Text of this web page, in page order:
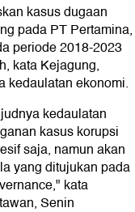
kasus dugaan
pada PT Pertamina,
periode 2018-2023
kata Kejagung,
kedaulatan ekonomi.
kedaulatan
kasus korupsi
saja, namun akan
yang ditujukan pada
kata
Senin